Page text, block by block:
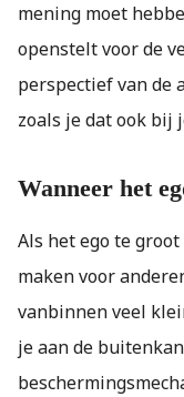
mening moet
openstelt voor de
perspectief van de
zoals je dat ook bij
Wanneer het
Als het ego te
maken voor
vanbinnen veel
je aan de